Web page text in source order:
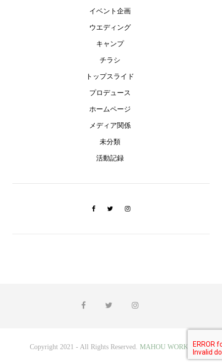
イベント企画
ウエディング
キャンプ
チラシ
トップスライド
プロデュース
ホームページ
メディア関係
未分類
活動記録
Copyright 2021 - All Rights Reserved. MAHOU WORKS